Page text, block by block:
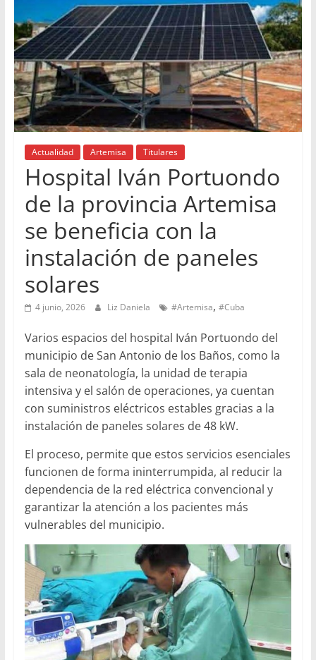
Actualidad Artemisa Titulares
Hospital Iván Portuondo
de la provincia Artemisa
se beneficia con la
instalación de paneles
solares
4 junio, 2026 Liz Daniela #Artemisa, #Cuba
Varios espacios del hospital Iván Portuondo del
municipio de San Antonio de los Baños, como la
sala de neonatología, la unidad de terapia
intensiva y el salón de operaciones, ya cuentan
con suministros eléctricos estables gracias a la
instalación de paneles solares de 48 kW.
El proceso, permite que estos servicios esenciales
funcionen de forma ininterrumpida, al reducir la
dependencia de la red eléctrica convencional y
garantizar la atención a los pacientes más
vulnerables del municipio.